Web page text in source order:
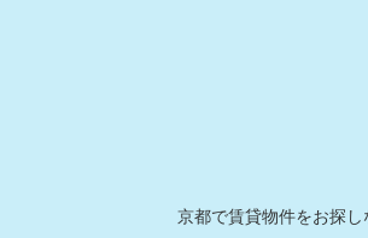
京都で賃貸物件をお探